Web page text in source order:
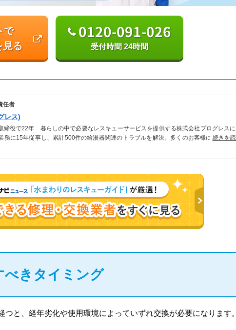
で
見る
0120-091-026
受付時間 24時間
任者
レス)
締役で22年 暮らしの中で必要なレスキューサービスを提供する株式会社プログレス
務に15年従事し、累計500件の給湯器関連のトラブルを解決。多くのお客様に信頼さ
続きを
べきタイミング
と、経年劣化や使用環境によっていずれ交換が必要になります。